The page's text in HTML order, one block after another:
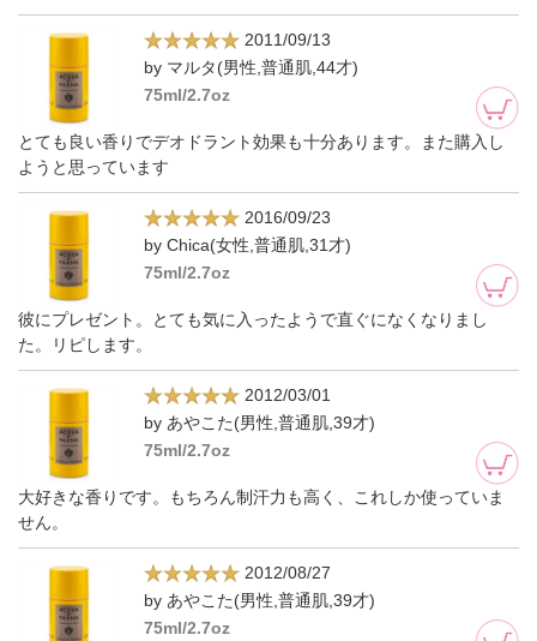
2011/09/13
by マルタ(男性,普通肌,44才)
75ml/2.7oz
とても良い香りでデオドラント効果も十分あります。また購入し
ようと思っています
2016/09/23
by Chica(女性,普通肌,31才)
75ml/2.7oz
彼にプレゼント。とても気に入ったようで直ぐになくなりまし
た。リピします。
2012/03/01
by あやこた(男性,普通肌,39才)
75ml/2.7oz
大好きな香りです。もちろん制汗力も高く、これしか使っていま
せん。
2012/08/27
by あやこた(男性,普通肌,39才)
75ml/2.7oz